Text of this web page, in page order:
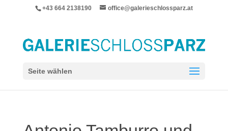
+43 664 2138190 office@galerieschlossparz.at
Seite wählen